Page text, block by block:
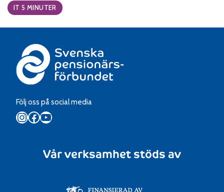
Categories:
IT 5 MINUTER
Följ oss på social media
Instagram
Facebook
YouTube
Vår verksamhet stöds av